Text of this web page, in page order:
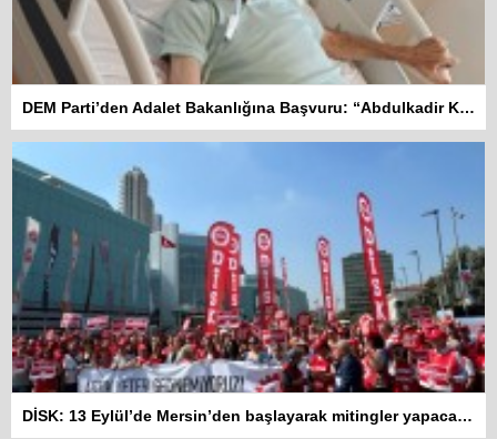
DEM Parti’den Adalet Bakanlığına Başvuru: “Abdulkadir Kuday tahliye edilsin”
DİSK: 13 Eylül’de Mersin’den başlayarak mitingler yapacağız
Kadına şiddet “Devlet” eliyle
meşrulaştırılıyor